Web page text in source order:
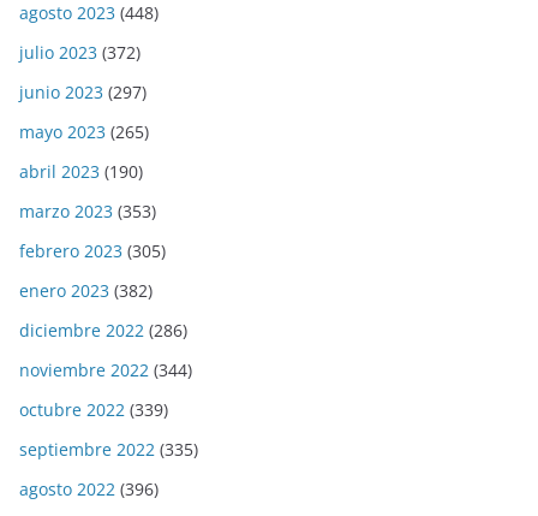
agosto 2023 (448)
julio 2023 (372)
junio 2023 (297)
mayo 2023 (265)
abril 2023 (190)
marzo 2023 (353)
febrero 2023 (305)
enero 2023 (382)
diciembre 2022 (286)
noviembre 2022 (344)
octubre 2022 (339)
septiembre 2022 (335)
agosto 2022 (396)